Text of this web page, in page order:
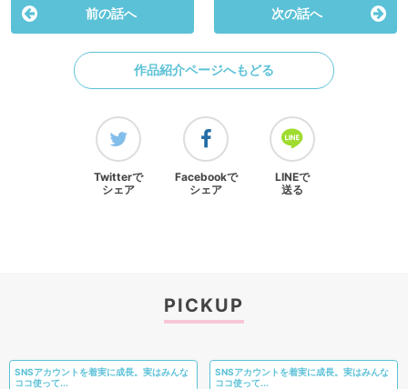
前の話へ 次の話へ
作品紹介ページへもどる
Twitterで
シェア
Facebookで
シェア
LINEで
送る
PICKUP
SNSアカウントを着実に成長。実はみんな
ココ使って...
SNSアカウントを着実に成長。実はみんな
ココ使って...